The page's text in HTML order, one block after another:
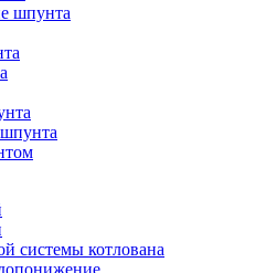
шпунта
системы котлована